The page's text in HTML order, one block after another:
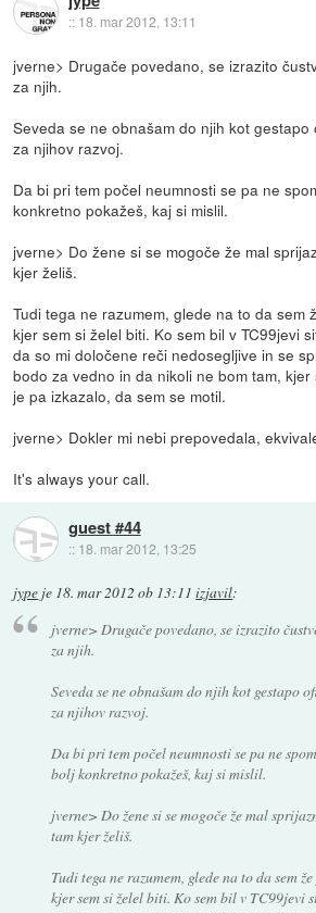
:: 18. mar 2012, 13:11
jverne> Drugače povedano, se izrazito
za njih.
Seveda se ne obnašam do njih kot gestapo
za njihov razvoj.
Da bi pri tem počel neumnosti se pa ne
konkretno pokažeš, kaj si mislil.
jverne> Do žene si se mogoče že mal
kjer želiš.
Tudi tega ne razumem, glede na to da sem
kjer sem si želel biti. Ko sem bil v TC99jevi
da so mi določene reči nedosegljive in se
bodo za vedno in da nikoli ne bom tam,
je pa izkazalo, da sem se motil.
jverne> Dokler mi nebi prepovedala,
It's always your call.
guest #44
:: 18. mar 2012, 13:25
jype je 18. mar 2012 ob 13:11 izjavil:
jverne> Drugače povedano, se izrazito
za njih.
Seveda se ne obnašam do njih kot gestapo
za njihov razvoj.
Da bi pri tem počel neumnosti se pa ne
bolj konkretno pokažeš, kaj si mislil.
jverne> Do žene si se mogoče že mal
tam kjer želiš.
Tudi tega ne razumem, glede na to da sem
kjer sem si želel biti. Ko sem bil v TC99jevi